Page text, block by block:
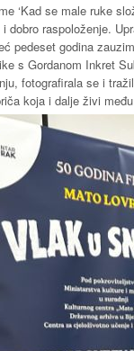
‘Kad se male ruke
dobro raspoloženje.
pedeset godina
s Gordanom Inkret
fotografirala se i
koja i dalje živi